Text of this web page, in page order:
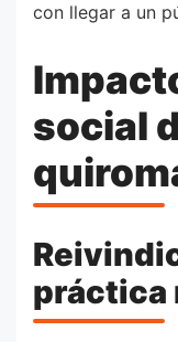
con llegar a un
social
práctica